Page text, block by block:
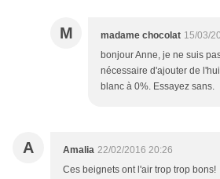
M madame chocolat 15/03/
bonjour Anne, je ne suis
nécessaire d'ajouter de
blanc à 0%. Essayez sans.
A Amalia 22/02/2016 20:26
Ces beignets ont l'air trop trop bons!